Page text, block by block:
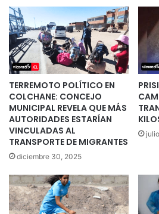
TERREMOTO POLÍTICO EN
COLCHANE: CONCEJO
MUNICIPAL REVELA QUE MÁS
AUTORIDADES ESTARÍAN
VINCULADAS AL
TRANSPORTE DE MIGRANTES
diciembre 30, 2025